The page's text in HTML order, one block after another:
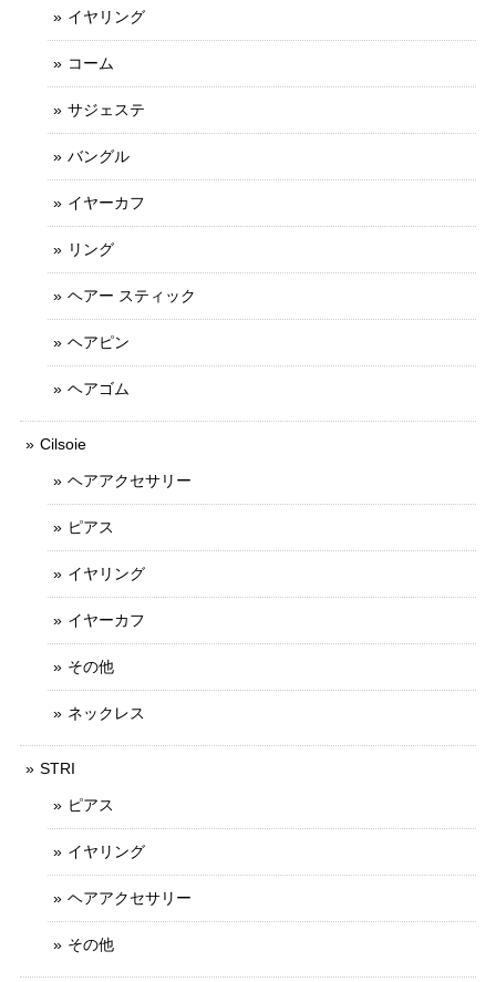
イヤリング
コーム
サジェステ
バングル
イヤーカフ
リング
ヘアー スティック
ヘアピン
ヘアゴム
Cilsoie
ヘアアクセサリー
ピアス
イヤリング
イヤーカフ
その他
ネックレス
STRI
ピアス
イヤリング
ヘアアクセサリー
その他